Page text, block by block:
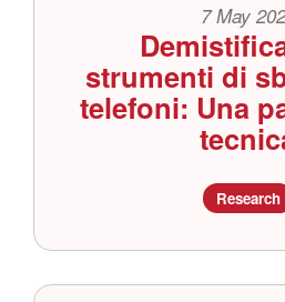
7 May
strumenti di
telefoni: Una
Research